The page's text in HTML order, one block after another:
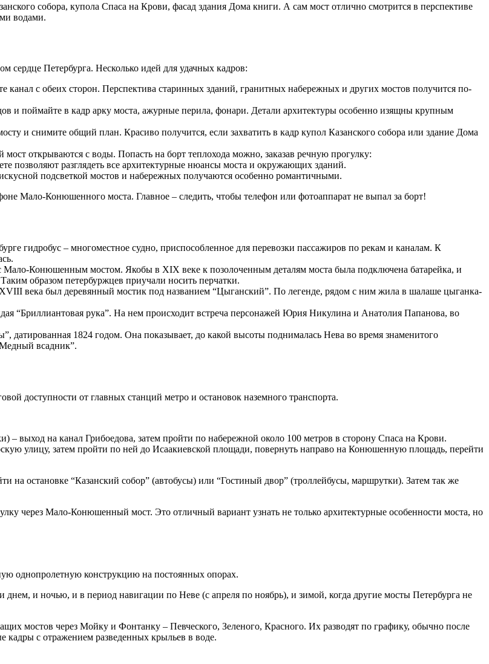
собора, купола Спаса на Крови, фасад здания Дома книги. А сам мост отлично смотрится в перспективе
водами.
Петербурга. Несколько идей для удачных кадров:
канал с обеих сторон. Перспектива старинных зданий, гранитных набережных и других мостов получится по-
и поймайте в кадр арку моста, ажурные перила, фонари. Детали архитектуры особенно изящны крупным
и снимите общий план. Красиво получится, если захватить в кадр купол Казанского собора или здание Дома
открываются с воды. Попасть на борт теплохода можно, заказав речную прогулку:
позволяют разглядеть все архитектурные нюансы моста и окружающих зданий.
подсветкой мостов и набережных получаются особенно романтичными.
Мало-Конюшенного моста. Главное – следить, чтобы телефон или фотоаппарат не выпал за борт!
гидробус – многоместное судно, приспособленное для перевозки пассажиров по рекам и каналам. К
Мало-Конюшенным мостом. Якобы в XIX веке к позолоченным деталям моста была подключена батарейка, и
образом петербуржцев приучали носить перчатки.
века был деревянный мостик под названием “Цыганский”. По легенде, рядом с ним жила в шалаше цыганка-
“Бриллиантовая рука”. На нем происходит встреча персонажей Юрия Никулина и Анатолия Папанова, во
датированная 1824 годом. Она показывает, до какой высоты поднималась Нева во время знаменитого
всадник”.
доступности от главных станций метро и остановок наземного транспорта.
– выход на канал Грибоедова, затем пройти по набережной около 100 метров в сторону Спаса на Крови.
улицу, затем пройти по ней до Исаакиевской площади, повернуть направо на Конюшенную площадь, перейти
остановке “Казанский собор” (автобусы) или “Гостиный двор” (троллейбусы, маршрутки). Затем так же
через Мало-Конюшенный мост. Это отличный вариант узнать не только архитектурные особенности моста, но
однопролетную конструкцию на постоянных опорах.
и ночью, и в период навигации по Неве (с апреля по ноябрь), и зимой, когда другие мосты Петербурга не
мостов через Мойку и Фонтанку – Певческого, Зеленого, Красного. Их разводят по графику, обычно после
с отражением разведенных крыльев в воде.